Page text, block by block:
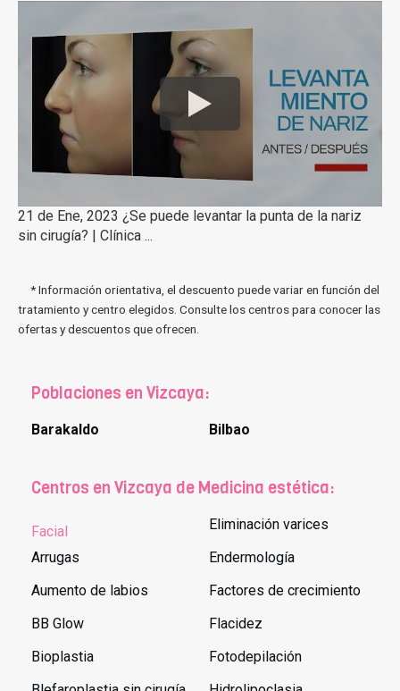
21 de Ene, 2023 ¿Se puede levantar la punta de la nariz
sin cirugía? | Clínica ...
* Información orientativa, el descuento puede variar en función del
tratamiento y centro elegidos. Consulte los centros para conocer las
ofertas y descuentos que ofrecen.
Poblaciones en Vizcaya:
Barakaldo Bilbao
Centros en Vizcaya de Medicina estética:
Facial
Arrugas
Aumento de labios
BB Glow
Bioplastia
Eliminación varices
Endermología
Factores de crecimiento
Flacidez
Fotodepilación